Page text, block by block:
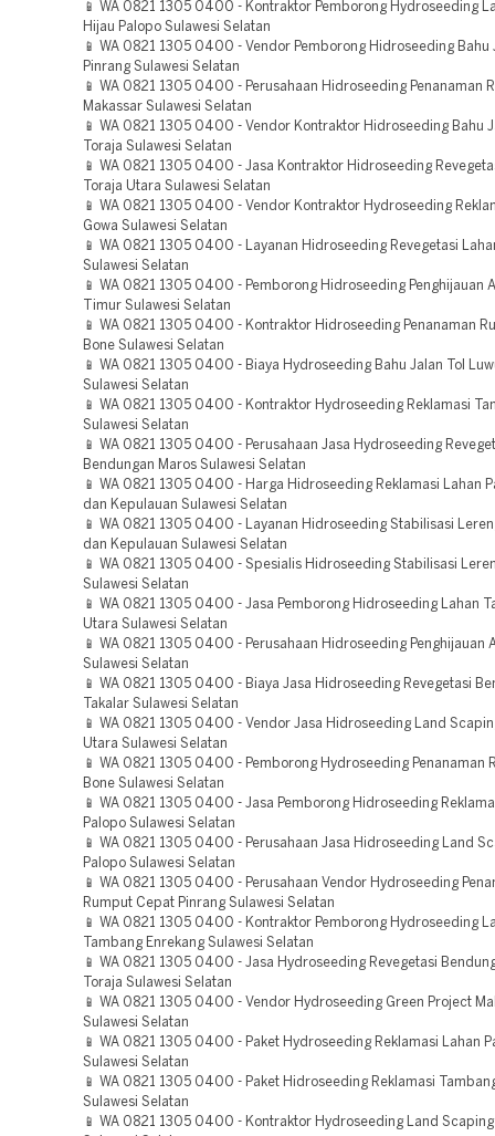
📱 WA 0821 1305 0400 - Kontraktor Pemborong Hydroseeding
Hijau Palopo Sulawesi Selatan
📱 WA 0821 1305 0400 - Vendor Pemborong Hidroseeding Bahu
Pinrang Sulawesi Selatan
📱 WA 0821 1305 0400 - Perusahaan Hidroseeding Penanaman
Makassar Sulawesi Selatan
📱 WA 0821 1305 0400 - Vendor Kontraktor Hidroseeding Bahu
Toraja Sulawesi Selatan
📱 WA 0821 1305 0400 - Jasa Kontraktor Hidroseeding
Toraja Utara Sulawesi Selatan
📱 WA 0821 1305 0400 - Vendor Kontraktor Hydroseeding
Gowa Sulawesi Selatan
📱 WA 0821 1305 0400 - Layanan Hidroseeding Revegetasi
Sulawesi Selatan
📱 WA 0821 1305 0400 - Pemborong Hidroseeding Penghijauan
Timur Sulawesi Selatan
📱 WA 0821 1305 0400 - Kontraktor Hidroseeding Penanaman
Bone Sulawesi Selatan
📱 WA 0821 1305 0400 - Biaya Hydroseeding Bahu Jalan Tol
Sulawesi Selatan
📱 WA 0821 1305 0400 - Kontraktor Hydroseeding Reklamasi
Sulawesi Selatan
📱 WA 0821 1305 0400 - Perusahaan Jasa Hydroseeding
Bendungan Maros Sulawesi Selatan
📱 WA 0821 1305 0400 - Harga Hidroseeding Reklamasi Lahan
dan Kepulauan Sulawesi Selatan
📱 WA 0821 1305 0400 - Layanan Hidroseeding Stabilisasi
dan Kepulauan Sulawesi Selatan
📱 WA 0821 1305 0400 - Spesialis Hidroseeding Stabilisasi
Sulawesi Selatan
📱 WA 0821 1305 0400 - Jasa Pemborong Hidroseeding Lahan
Utara Sulawesi Selatan
📱 WA 0821 1305 0400 - Perusahaan Hidroseeding Penghijauan
Sulawesi Selatan
📱 WA 0821 1305 0400 - Biaya Jasa Hidroseeding Revegetasi
Takalar Sulawesi Selatan
📱 WA 0821 1305 0400 - Vendor Jasa Hidroseeding Land
Utara Sulawesi Selatan
📱 WA 0821 1305 0400 - Pemborong Hydroseeding Penanaman
Bone Sulawesi Selatan
📱 WA 0821 1305 0400 - Jasa Pemborong Hidroseeding
Palopo Sulawesi Selatan
📱 WA 0821 1305 0400 - Perusahaan Jasa Hidroseeding Land
Palopo Sulawesi Selatan
📱 WA 0821 1305 0400 - Perusahaan Vendor Hydroseeding
Rumput Cepat Pinrang Sulawesi Selatan
📱 WA 0821 1305 0400 - Kontraktor Pemborong Hydroseeding
Tambang Enrekang Sulawesi Selatan
📱 WA 0821 1305 0400 - Jasa Hydroseeding Revegetasi
Toraja Sulawesi Selatan
📱 WA 0821 1305 0400 - Vendor Hydroseeding Green Project
Sulawesi Selatan
📱 WA 0821 1305 0400 - Paket Hydroseeding Reklamasi Lahan
Sulawesi Selatan
📱 WA 0821 1305 0400 - Paket Hidroseeding Reklamasi
Sulawesi Selatan
📱 WA 0821 1305 0400 - Kontraktor Hydroseeding Land